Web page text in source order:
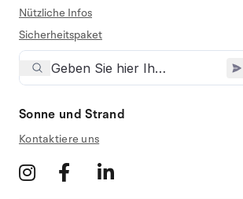
Nützliche Infos
Sicherheitspaket
Sonne und Strand
Kontaktiere uns